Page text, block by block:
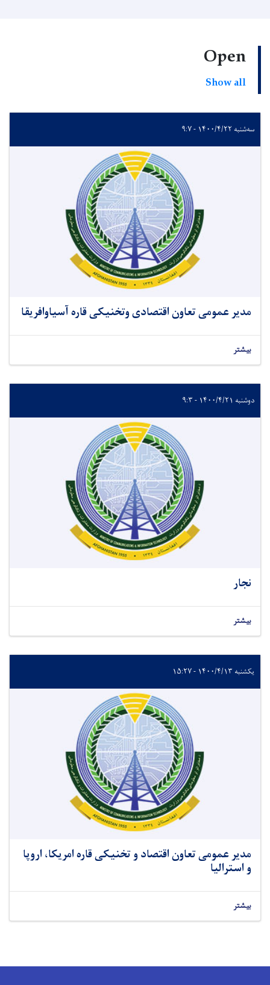
Open
Show all
سه‌شنبه ۱۴۰۰/۴/۲۲ - ۹:۷
مدیر عمومی تعاون اقتصادی وتخنیکی قاره آسیاوافریقا
بیشتر
دوشنبه ۱۴۰۰/۴/۲۱ - ۹:۳
نجار
بیشتر
یکشنبه ۱۴۰۰/۴/۱۳ - ۱۵:۲۷
مدیر عمومی تعاون اقتصاد و تخنیکی قاره امریکا، اروپا
و استرالیا
بیشتر